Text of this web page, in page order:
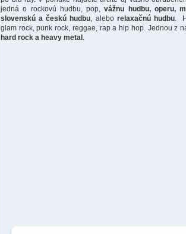
jedná o rockovú hudbu, pop,vážnu hudbu, operu,
slovenskú a českú hudbu , alebo relaxačnú hudbu.
glam rock, punk rock, reggae, rap a hip hop. Jednou z
hard rock a heavy metal